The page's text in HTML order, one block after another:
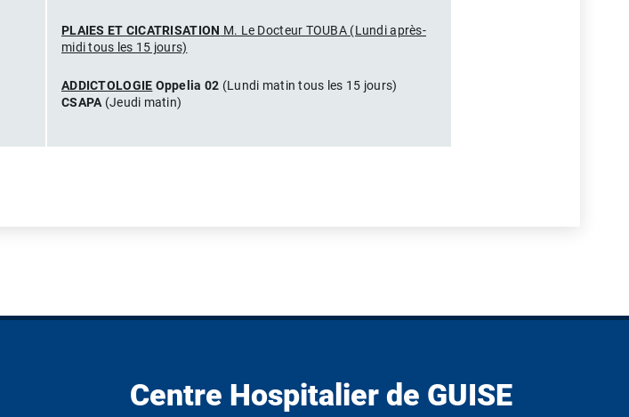
PLAIES ET CICATRISATION M. Le Docteur TOUBA (Lundi après-
midi tous les 15 jours)
ADDICTOLOGIE Oppelia 02 (Lundi matin tous les 15 jours)
CSAPA (Jeudi matin)
Centre Hospitalier de GUISE